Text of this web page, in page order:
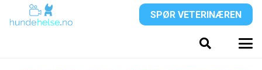
SPØR VETERINÆREN